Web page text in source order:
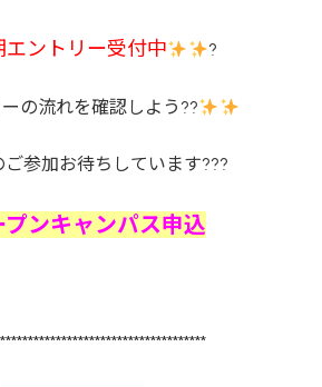
エントリー受付中 ?
の流れを確認しよう??
参加お待ちしています???
ンキャンパス申込